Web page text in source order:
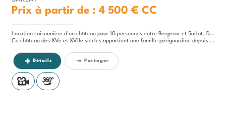
Prix à partir de : 4 500 € CC
Location saisonnière d'un château pour 10 personnes entre Bergerac et Sarlat. Dordogne
Ce château des XVe et XVIIe siècles appartient une famille périgourdine depuis 7 générations. Au coeur des bois et des...
Détails Partager